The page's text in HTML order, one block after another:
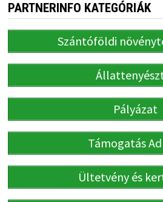
PARTNERINFO KATEGÓRIÁK
Szántóföldi
Pályázat
Támogatás
Ültetvény és